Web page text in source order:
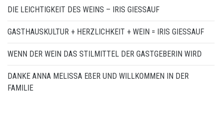
DIE LEICHTIGKEIT DES WEINS – IRIS GIESSAUF
GASTHAUSKULTUR + HERZLICHKEIT + WEIN = IRIS GIESSAUF
WENN DER WEIN DAS STILMITTEL DER GASTGEBERIN WIRD
DANKE ANNA MELISSA EßER UND WILLKOMMEN IN DER
FAMILIE